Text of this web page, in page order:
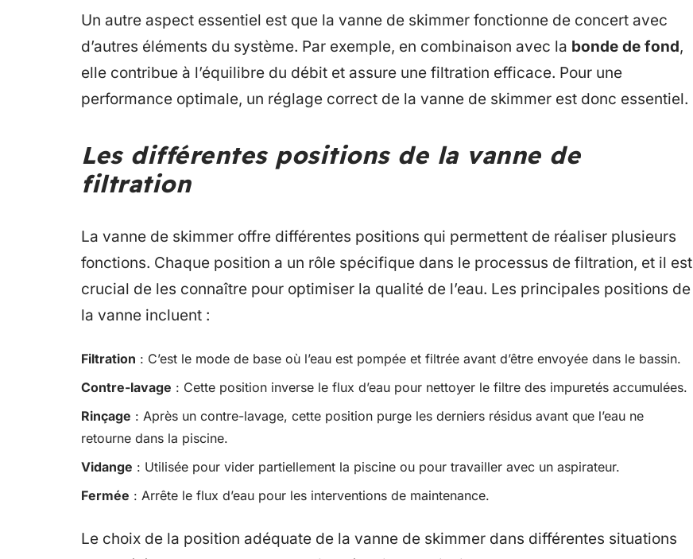
Un autre aspect essentiel est que la vanne de skimmer fonctionne de concert avec
d’autres éléments du système. Par exemple, en combinaison avec la bonde de fond,
elle contribue à l’équilibre du débit et assure une filtration efficace. Pour une
performance optimale, un réglage correct de la vanne de skimmer est donc essentiel.
Les différentes positions de la vanne de
filtration
La vanne de skimmer offre différentes positions qui permettent de réaliser plusieurs
fonctions. Chaque position a un rôle spécifique dans le processus de filtration, et il est
crucial de les connaître pour optimiser la qualité de l’eau. Les principales positions de
la vanne incluent :
Filtration : C’est le mode de base où l’eau est pompée et filtrée avant d’être envoyée dans le bassin.
Contre-lavage : Cette position inverse le flux d’eau pour nettoyer le filtre des impuretés accumulées.
Rinçage : Après un contre-lavage, cette position purge les derniers résidus avant que l’eau ne
retourne dans la piscine.
Vidange : Utilisée pour vider partiellement la piscine ou pour travailler avec un aspirateur.
Fermée : Arrête le flux d’eau pour les interventions de maintenance.
Le choix de la position adéquate de la vanne de skimmer dans différentes situations